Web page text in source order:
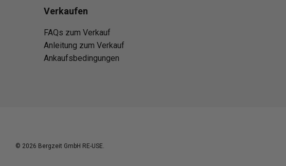
Verkaufen
FAQs zum Verkauf
Anleitung zum Verkauf
Ankaufsbedingungen
© 2026 Bergzeit GmbH RE-USE.